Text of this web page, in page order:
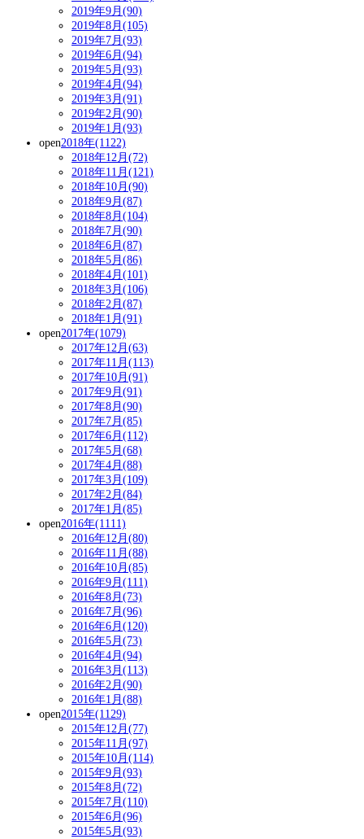
2019年9月(90)
2019年8月(105)
2019年7月(93)
2019年6月(94)
2019年5月(93)
2019年4月(94)
2019年3月(91)
2019年2月(90)
2019年1月(93)
open2018年(1122)
2018年12月(72)
2018年11月(121)
2018年10月(90)
2018年9月(87)
2018年8月(104)
2018年7月(90)
2018年6月(87)
2018年5月(86)
2018年4月(101)
2018年3月(106)
2018年2月(87)
2018年1月(91)
open2017年(1079)
2017年12月(63)
2017年11月(113)
2017年10月(91)
2017年9月(91)
2017年8月(90)
2017年7月(85)
2017年6月(112)
2017年5月(68)
2017年4月(88)
2017年3月(109)
2017年2月(84)
2017年1月(85)
open2016年(1111)
2016年12月(80)
2016年11月(88)
2016年10月(85)
2016年9月(111)
2016年8月(73)
2016年7月(96)
2016年6月(120)
2016年5月(73)
2016年4月(94)
2016年3月(113)
2016年2月(90)
2016年1月(88)
open2015年(1129)
2015年12月(77)
2015年11月(97)
2015年10月(114)
2015年9月(93)
2015年8月(72)
2015年7月(110)
2015年6月(96)
2015年5月(93)